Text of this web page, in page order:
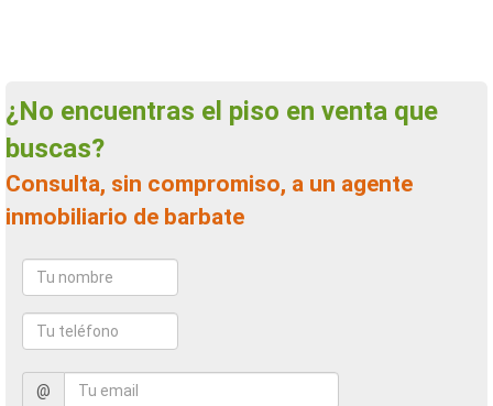
¿No encuentras el piso en venta que
buscas?
Consulta, sin compromiso, a un agente
inmobiliario de barbate
@